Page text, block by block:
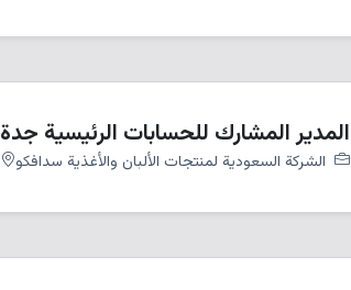
المدير المشارك للحسابات الرئيسية جدة
الشركة السعودية لمنتجات الألبان والأغذية سدافكو